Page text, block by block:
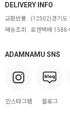
ADAMNAMU SNS
인스타그램 블로그
DELIVERY INFO
교환반품 : (12502)경기도
배송조회 : 로젠택배